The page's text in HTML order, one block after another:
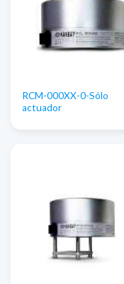
RCM-000XX-0-Sólo
actuador